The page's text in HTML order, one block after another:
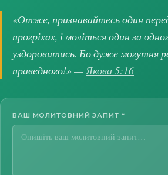
«Отже, признавайтесь один
прогріхах, і моліться один за
уздоровитись. Бо дуже могутня
праведного!» —Якова 5:16
ВАШ МОЛИТОВНИЙ ЗАПИТ *